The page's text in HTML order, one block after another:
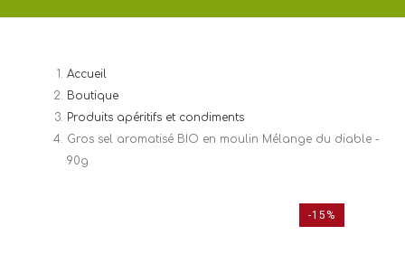
Accueil
Boutique
Produits apéritifs et condiments
Gros sel aromatisé BIO en moulin Mélange du diable -
90g
-15%